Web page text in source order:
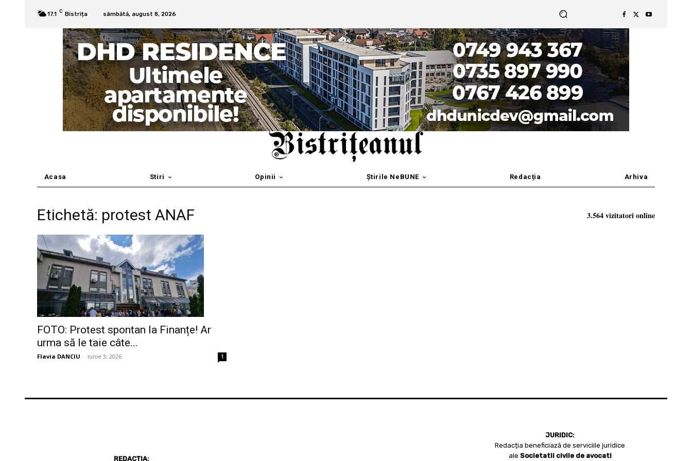
17.1 C Bistrița sâmbătă, august 8, 2026
Acasa Stiri Opinii Știrile NeBUNE Redacția Arhiva
Etichetă: protest ANAF
FOTO: Protest spontan la Finanțe! Ar
urma să le taie câte...
Flavia DANCIU - iunie 3, 2026 1
3.564 vizitatori online
REDACȚIA:
JURIDIC:
Redacția beneficiază de serviciile juridice
ale Societatii civile de avocati